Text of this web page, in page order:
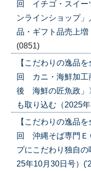
回 イチゴ・スイー
ンラインショップ
品・ギフト品売上
(0851)
【こだわりの逸品
回 カニ・海鮮加工
後 海鮮の匠魚政」
も取り込む（2025
【こだわりの逸品
回 沖縄そば専門Ｅ
プにこだわり独自
25年10月30日号）